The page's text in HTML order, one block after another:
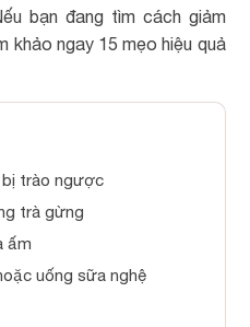
bạn đang tìm cách giảm
khảo ngay 15 mẹo hiệu quả
bị trào ngược
trà gừng
ấm
uống sữa nghệ